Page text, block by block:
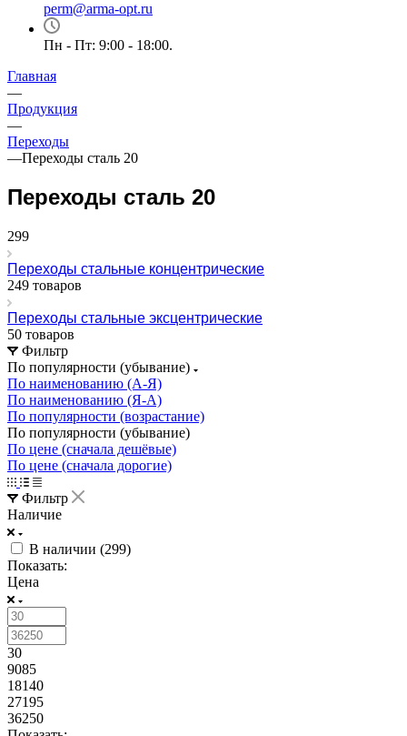
perm@arma-opt.ru
Пн - Пт: 9:00 - 18:00.
Главная
—
Продукция
—
Переходы
—Переходы сталь 20
Переходы сталь 20
299
Переходы стальные концентрические
249 товаров
Переходы стальные эксцентрические
50 товаров
Фильтр
По популярности (убывание)
По наименованию (А-Я)
По наименованию (Я-А)
По популярности (возрастание)
По популярности (убывание)
По цене (сначала дешёвые)
По цене (сначала дорогие)
Фильтр
Наличие
В наличии (299)
Показать:
Цена
30
9085
18140
27195
36250